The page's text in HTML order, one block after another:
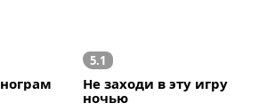
5.1
Не заходи в эту игру
ночью